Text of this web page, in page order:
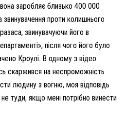
заробляє близько 400 000
звинувачення проти колишнього
звинувачуючи його в
після чого його було
Кроулі. В одному з відео
скаржився на неспроможність
людину з вогню, моя відповідь
туди, якщо мені потрібно винести